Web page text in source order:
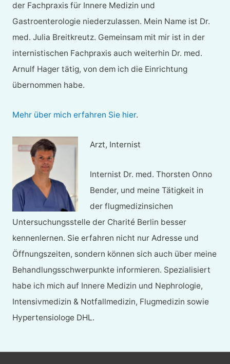
der Fachpraxis für Innere Medizin und
Gastroenterologie niederzulassen. Mein Name ist Dr.
med. Julia Breitkreutz. Gemeinsam mit mir ist in der
internistischen Fachpraxis auch weiterhin Dr. med.
Arnulf Hager tätig, von dem ich die Einrichtung
übernommen habe.
Mehr über mich erfahren Sie hier.
Arzt, Internist
Internist Dr. med. Thorsten Onno
Bender, und meine Tätigkeit in
der flugmedizinsichen
Untersuchungsstelle der Charité Berlin besser
kennenlernen. Sie erfahren nicht nur Adresse und
Öffnungszeiten, sondern können sich auch über meine
Behandlungsschwerpunkte informieren. Spezialisiert
habe ich mich auf Innere Medizin und Nephrologie,
Intensivmedizin & Notfallmedizin, Flugmedizin sowie
Hypertensiologe DHL.